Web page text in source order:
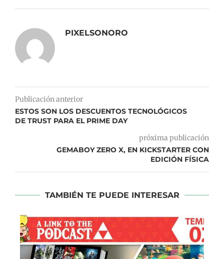
PIXELSONORO
Publicación anterior
ESTOS SON LOS DESCUENTOS TECNOLÓGICOS
DE TRUST PARA EL PRIME DAY
próxima publicación
GEMABOY ZERO X, EN KICKSTARTER CON
EDICIÓN FÍSICA
TAMBIÉN TE PUEDE INTERESAR